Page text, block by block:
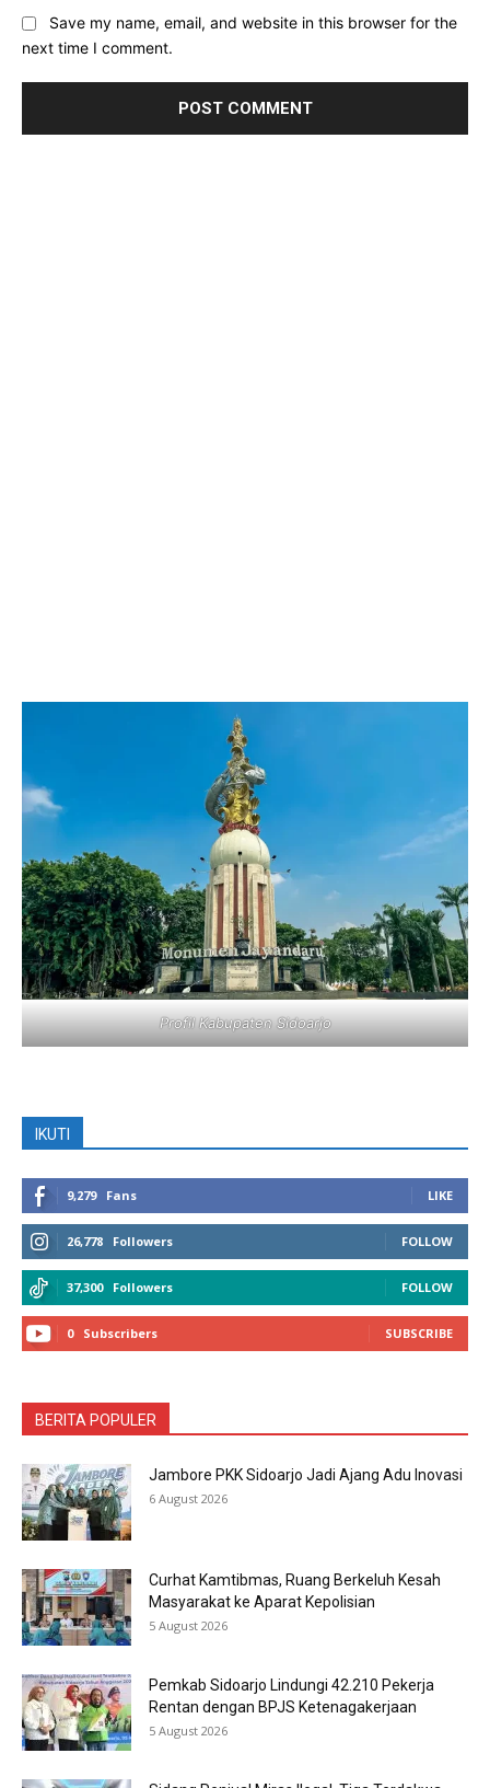
Save my name, email, and website in this browser for the
next time I comment.
Profil Kabupaten Sidoarjo
IKUTI
9,279 Fans LIKE
26,778 Followers FOLLOW
37,300 Followers FOLLOW
0 Subscribers SUBSCRIBE
BERITA POPULER
Jambore PKK Sidoarjo Jadi Ajang Adu Inovasi
6 August 2026
Curhat Kamtibmas, Ruang Berkeluh Kesah
Masyarakat ke Aparat Kepolisian
5 August 2026
Pemkab Sidoarjo Lindungi 42.210 Pekerja
Rentan dengan BPJS Ketenagakerjaan
5 August 2026